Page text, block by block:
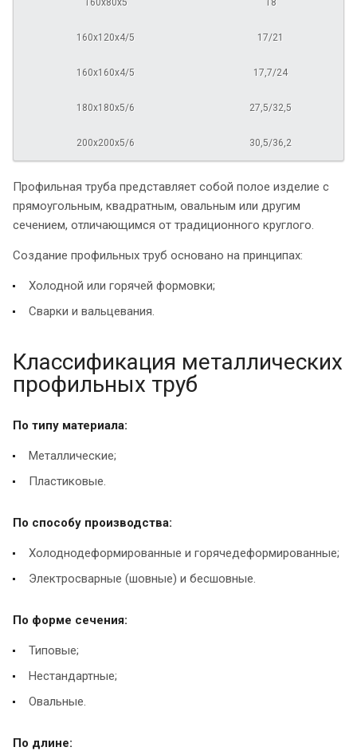
160х80х5 18
160х120х4/5 17/21
160х160х4/5 17,7/24
180х180х5/6 27,5/32,5
200х200х5/6 30,5/36,2
Профильная труба представляет собой полое изделие с
прямоугольным, квадратным, овальным или другим
сечением, отличающимся от традиционного круглого.
Создание профильных труб основано на принципах:
Холодной или горячей формовки;
Сварки и вальцевания.
Классификация металлических
профильных труб
По типу материала:
Металлические;
Пластиковые.
По способу производства:
Холоднодеформированные и горячедеформированные;
Электросварные (шовные) и бесшовные.
По форме сечения:
Типовые;
Нестандартные;
Овальные.
По длине: